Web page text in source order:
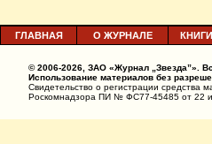
ГЛАВНАЯ О ЖУРНАЛЕ КНИГИ
© 2006-2026, ЗАО «Журнал „Звезда”».
Использование материалов без
Свидетельство о регистрации средства
Роскомнадзора ПИ № ФС77-45485 от 22